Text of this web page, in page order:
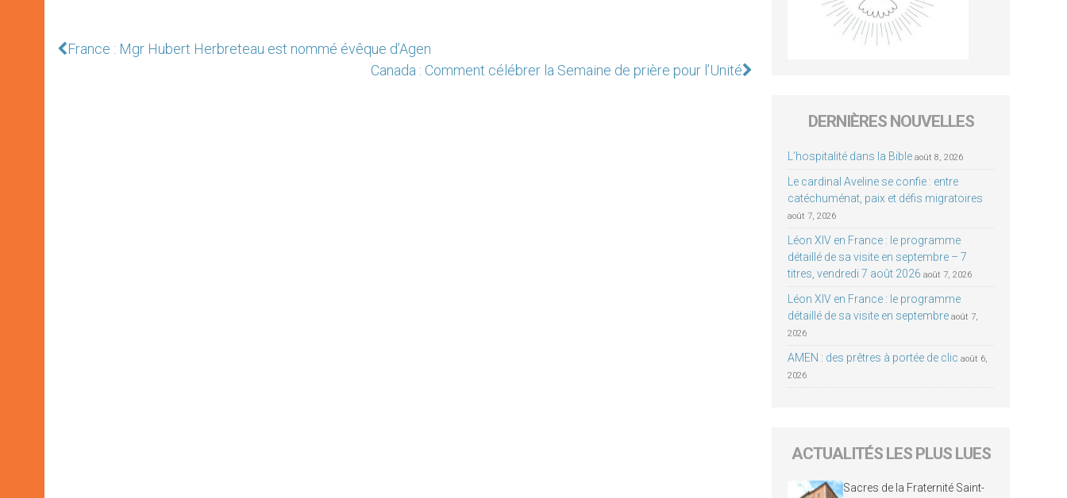
France : Mgr Hubert Herbreteau est nommé évêque d’Agen
Canada : Comment célébrer la Semaine de prière pour l’Unité
DERNIÈRES NOUVELLES
L’hospitalité dans la Bible août 8, 2026
Le cardinal Aveline se confie : entre
catéchuménat, paix et défis migratoires
août 7, 2026
Léon XIV en France : le programme
détaillé de sa visite en septembre – 7
titres, vendredi 7 août 2026 août 7, 2026
Léon XIV en France : le programme
détaillé de sa visite en septembre août 7,
2026
AMEN : des prêtres à portée de clic août 6,
2026
ACTUALITÉS LES PLUS LUES
Sacres de la Fraternité Saint-